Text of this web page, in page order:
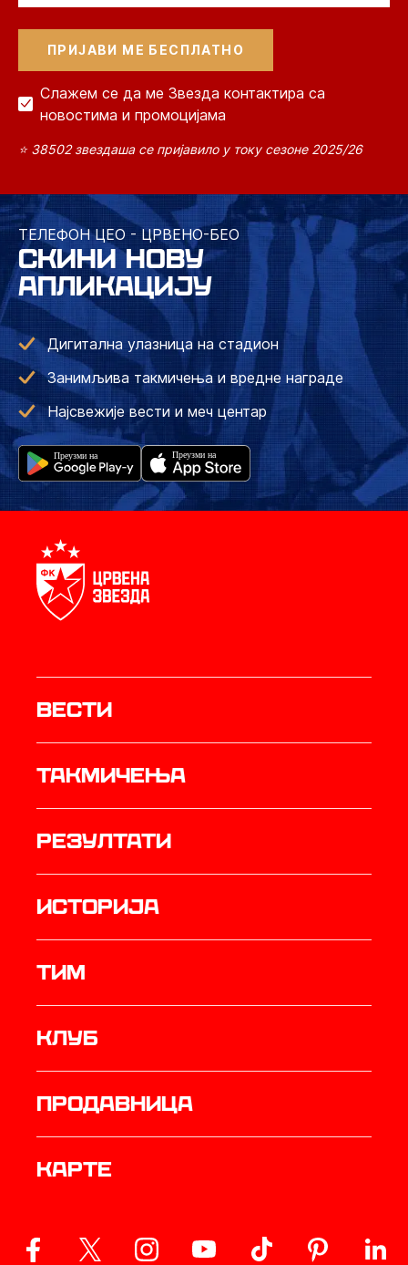
Слажем се да ме Звезда контактира са
новостима и промоцијама
⭐ 38502 звездаша се пријавило у току сезоне 2025/26
ТЕЛЕФОН ЦЕО - ЦРВЕНО-БЕО
СКИНИ НОВУ
АПЛИКАЦИЈУ
Дигитална улазница на стадион
Занимљива такмичења и вредне награде
Најсвежије вести и меч центар
Вести
Такмичења
резултати
историја
ТИМ
Клуб
продавница
Карте